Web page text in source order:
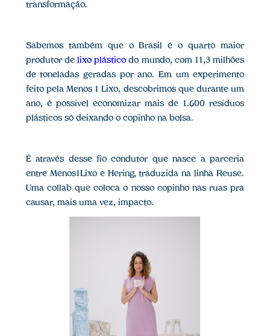
transformação.
Sabemos também que o Brasil é o quarto maior
produtor delixo plástico do mundo, com 11,3 milhões
de toneladas geradas por ano. Em um experimento
feito pela Menos 1 Lixo, descobrimos que durante um
ano, é possível economizar mais de 1.600 resíduos
plásticos só deixando o copinho na bolsa.
É através desse fio condutor que nasce a parceria
entre Menos1Lixo e Hering, traduzida na linha Reuse.
Uma collab que coloca o nosso copinho nas ruas pra
causar, mais uma vez, impacto.